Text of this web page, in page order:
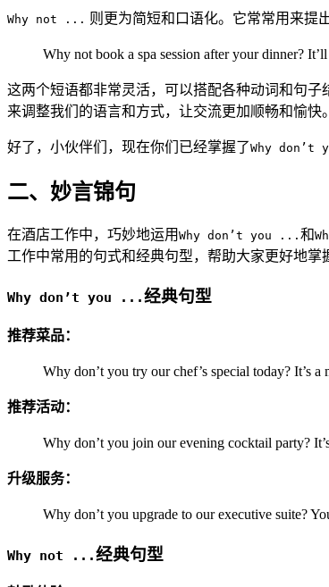
Why not ... 则更为简短和口语化。它常常用来提
Why not book a spa session after your dinner?
这两个短语都非常灵活，可以搭配各种动词和句
来调整我们的语言和方式，让交流更加顺畅和愉快。
好了，小伙伴们，现在你们已经掌握了Why don’t
二、妙言锦句
在酒店工作中，巧妙地运用 Why don’t you ... 和
工作中常用的句式和经典句型，帮助大家更好地掌
Why don’t you ...经典句型
推荐菜品：
Why don’t you try our chef’s special today?
推荐活动：
Why don’t you join our evening cocktail party?
升级服务：
Why don’t you upgrade to our executive
Why not ...经典句型